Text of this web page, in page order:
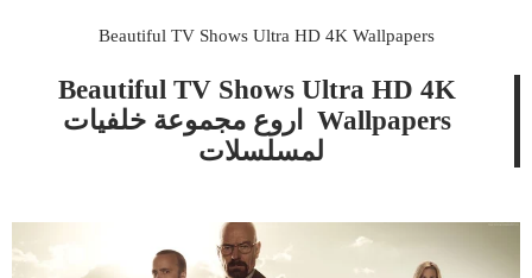
Beautiful TV Shows Ultra HD 4K Wallpapers
Beautiful TV Shows Ultra HD 4K
Wallpapers اروع مجموعة خلفيات
لمسلسلات